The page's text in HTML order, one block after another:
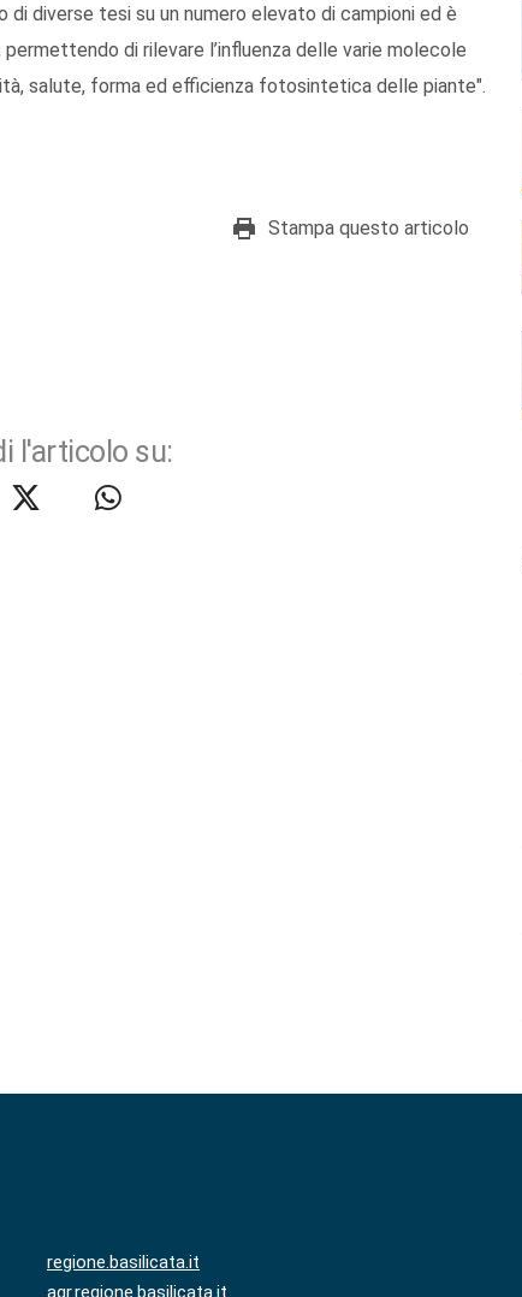
diverse tesi su un numero elevato di campioni ed è
di rilevare l’influenza delle varie molecole
salute, forma ed efficienza fotosintetica delle piante".
Stampa questo articolo
l'articolo su:
regione.basilicata.it
agr.regione.basilicata.it